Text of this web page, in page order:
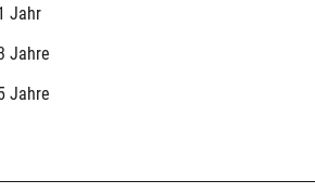
Jahr
Jahre
Jahre